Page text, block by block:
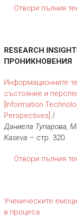
Отвори пълния
RESEARCH
ПРОНИКНОВЕНИЯ
Информационните
състояние и
[Information
Perspectives] /
Даниела Тупарова,
Kaseva – стр. 320
Отвори пълния
Ученическите
в процеса